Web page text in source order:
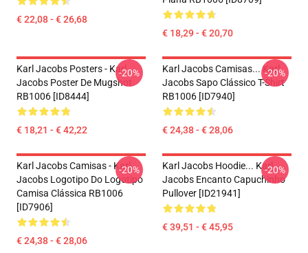
€ 22,08 - € 26,68
€ 18,29 - € 20,70
Karl Jacobs Posters - Karl
Jacobs Poster De Mugshot
RB1006 [ID8444]
€ 18,21 - € 42,22
-20%
Karl Jacobs Camisas... Karl
Jacobs Sapo Clássico T-Shirt
RB1006 [ID7940]
€ 24,38 - € 28,06
-20%
Karl Jacobs Camisas - Karl
Jacobs Logotipo Do Logotipo
Camisa Clássica RB1006
[ID7906]
€ 24,38 - € 28,06
-20%
Karl Jacobs Hoodie... Karl
Jacobs Encanto Capuchinho
Pullover [ID21941]
€ 39,51 - € 45,95
-20%